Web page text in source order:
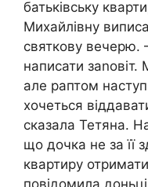
батьківську
Михайлівну
святкову
написати
але раптом
хочеться
сказала Тетяна.
що дочка не за її
квартиру
повідомила